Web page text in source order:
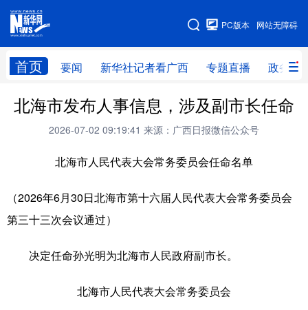
网站无障碍
PC版本
首页 要闻 新华社记者看广西 专题直播 政务信
网站地图
广西频道
要闻 新华社记者 专题直播 政务信息
图片新闻 壮美广西
新华网导航
思客智库 全球连线
北海市发布人事信息，涉及副市长任命
2026-07-02 09:19:41 来源：广西日报微信公众号
北海市人民代表大会常务委员会任命名单
（2026年6月30日北海市第十六届人民代表大会常务委员会
第三十三次会议通过）
决定任命孙光明为北海市人民政府副市长。
北海市人民代表大会常务委员会